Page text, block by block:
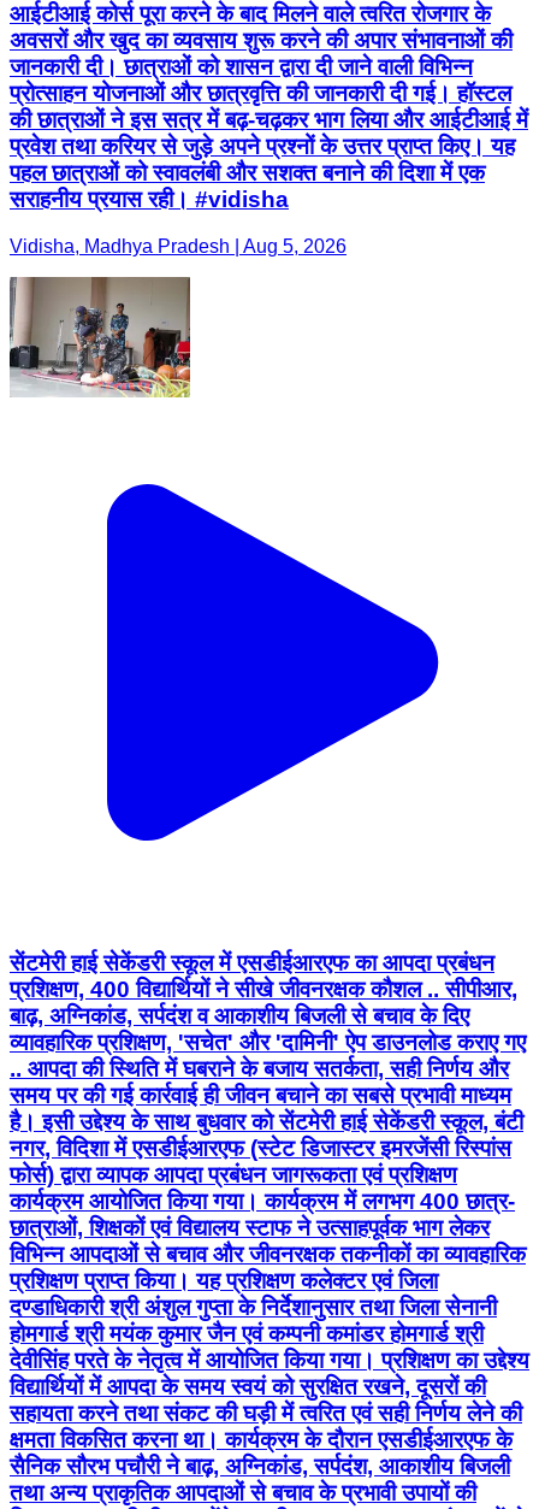
आईटीआई कोर्स पूरा करने के बाद मिलने वाले त्वरित रोजगार के
अवसरों और खुद का व्यवसाय शुरू करने की अपार संभावनाओं की
जानकारी दी। छात्राओं को शासन द्वारा दी जाने वाली विभिन्न
प्रोत्साहन योजनाओं और छात्रवृत्ति की जानकारी दी गई। हॉस्टल
की छात्राओं ने इस सत्र में बढ़-चढ़कर भाग लिया और आईटीआई में
प्रवेश तथा करियर से जुड़े अपने प्रश्नों के उत्तर प्राप्त किए। यह
पहल छात्राओं को स्वावलंबी और सशक्त बनाने की दिशा में एक
सराहनीय प्रयास रही। #vidisha
Vidisha, Madhya Pradesh | Aug 5, 2026
सेंटमेरी हाई सेकेंडरी स्कूल में एसडीईआरएफ का आपदा प्रबंधन
प्रशिक्षण, 400 विद्यार्थियों ने सीखे जीवनरक्षक कौशल .. सीपीआर,
बाढ़, अग्निकांड, सर्पदंश व आकाशीय बिजली से बचाव के दिए
व्यावहारिक प्रशिक्षण, 'सचेत' और 'दामिनी' ऐप डाउनलोड कराए गए
.. आपदा की स्थिति में घबराने के बजाय सतर्कता, सही निर्णय और
समय पर की गई कार्रवाई ही जीवन बचाने का सबसे प्रभावी माध्यम
है। इसी उद्देश्य के साथ बुधवार को सेंटमेरी हाई सेकेंडरी स्कूल, बंटी
नगर, विदिशा में एसडीईआरएफ (स्टेट डिजास्टर इमरजेंसी रिस्पांस
फोर्स) द्वारा व्यापक आपदा प्रबंधन जागरूकता एवं प्रशिक्षण
कार्यक्रम आयोजित किया गया। कार्यक्रम में लगभग 400 छात्र-
छात्राओं, शिक्षकों एवं विद्यालय स्टाफ ने उत्साहपूर्वक भाग लेकर
विभिन्न आपदाओं से बचाव और जीवनरक्षक तकनीकों का व्यावहारिक
प्रशिक्षण प्राप्त किया। यह प्रशिक्षण कलेक्टर एवं जिला
दण्डाधिकारी श्री अंशुल गुप्ता के निर्देशानुसार तथा जिला सेनानी
होमगार्ड श्री मयंक कुमार जैन एवं कम्पनी कमांडर होमगार्ड श्री
देवीसिंह परते के नेतृत्व में आयोजित किया गया। प्रशिक्षण का उद्देश्य
विद्यार्थियों में आपदा के समय स्वयं को सुरक्षित रखने, दूसरों की
सहायता करने तथा संकट की घड़ी में त्वरित एवं सही निर्णय लेने की
क्षमता विकसित करना था। कार्यक्रम के दौरान एसडीईआरएफ के
सैनिक सौरभ पचौरी ने बाढ़, अग्निकांड, सर्पदंश, आकाशीय बिजली
तथा अन्य प्राकृतिक आपदाओं से बचाव के प्रभावी उपायों की